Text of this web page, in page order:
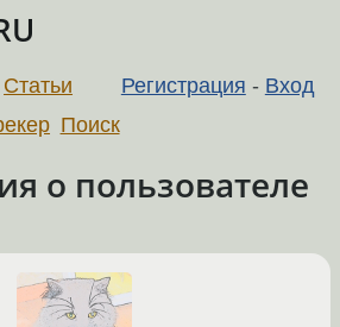
Регистрация - Вход
Статьи
Поиск
о пользователе